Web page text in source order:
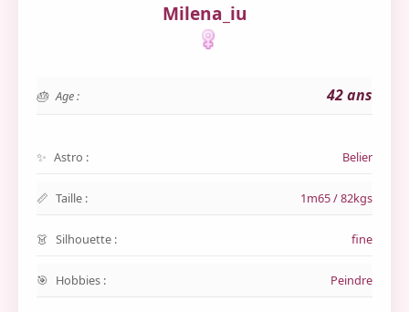
Milena_iu
Age : 42 ans
Astro : Belier
Taille : 1m65 / 82kgs
Silhouette : fine
Hobbies : Peindre